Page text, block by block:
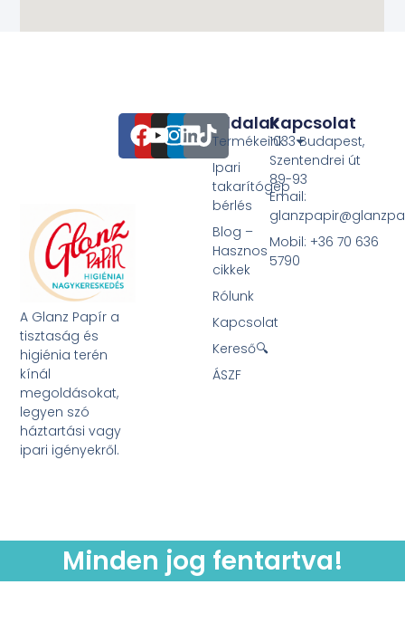
A Glanz Papír a
tisztaság és
higiénia terén
kínál
megoldásokat,
legyen szó
háztartási vagy
ipari igényekről.
Oldalak
Termékeink
Ipari
takarítógép
bérlés
Blog –
Hasznos
cikkek
Rólunk
Kapcsolat
Kereső🔍
ÁSZF
Kapcsolat
1033 Budapest,
Szentendrei út
89-93
Email:
Mobil: +36 70 636
5790
Minden jog fentartva!